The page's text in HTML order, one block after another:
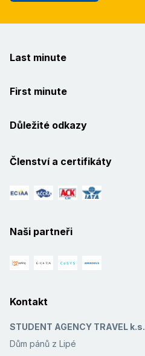
Last minute
First minute
Důležité odkazy
Členství a certifikáty
Naši partneři
Kontakt
STUDENT AGENCY TRAVEL k.s.
Dům pánů z Lipé